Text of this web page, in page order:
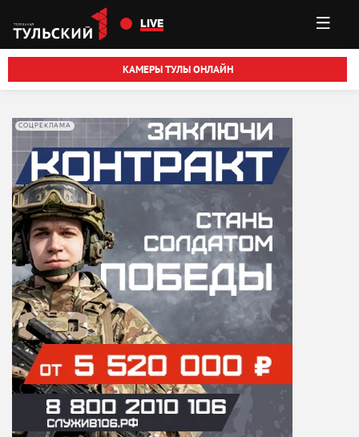
Перейти к основному содержанию
LIVE
КАМЕРЫ ТУЛЫ ОНЛАЙН
СОЦРЕКЛАМА